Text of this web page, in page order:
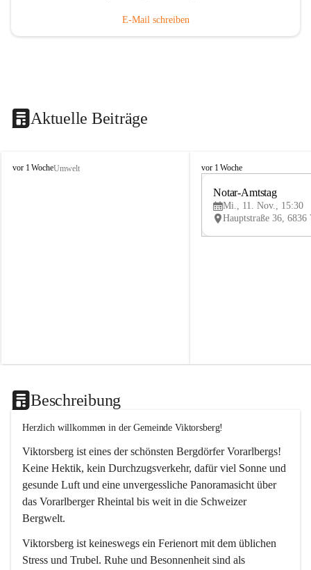
E-Mail schreiben
Aktuelle Beiträge
V
vor 1 WocheUmwelt
V
vor 1 Woche
Notar-Amtstag
Mi., 11. Nov., 15:30
Beschreibung
Herzlich willkommen in der Gemeinde Viktorsberg!
Viktorsberg ist eines der schönsten Bergdörfer Vorarlbergs!
Keine Hektik, kein Durchzugsverkehr, dafür viel Sonne und
gesunde Luft und eine unvergessliche Panoramasicht über
das Vorarlberger Rheintal bis weit in die Schweizer
Bergwelt.
Viktorsberg ist keineswegs ein Ferienort mit dem üblichen
Stress und Trubel. Ruhe und Besonnenheit sind als